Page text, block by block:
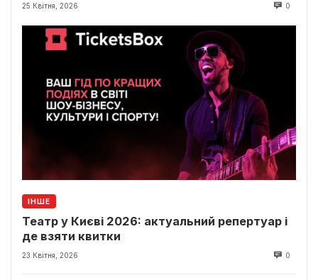
25 Квітня, 2026 0
ІНШЕ
Театр у Києві 2026: актуальний репертуар і
де взяти квитки
23 Квітня, 2026 0